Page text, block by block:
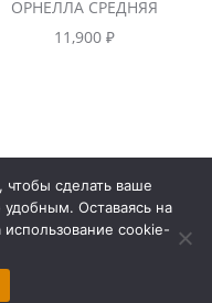
ОРНЕЛЛА СРЕДНЯЯ
11,900₽
сделать ваше
Оставаясь на
использование cookie-